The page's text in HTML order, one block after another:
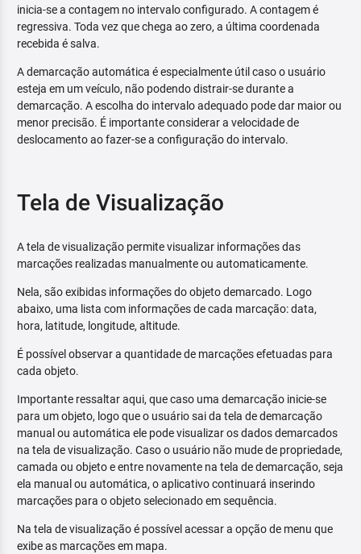
inicia-se a contagem no intervalo configurado. A contagem é
regressiva. Toda vez que chega ao zero, a última coordenada
recebida é salva.
A demarcação automática é especialmente útil caso o usuário
esteja em um veículo, não podendo distrair-se durante a
demarcação. A escolha do intervalo adequado pode dar maior ou
menor precisão. É importante considerar a velocidade de
deslocamento ao fazer-se a configuração do intervalo.
Tela de Visualização
A tela de visualização permite visualizar informações das
marcações realizadas manualmente ou automaticamente.
Nela, são exibidas informações do objeto demarcado. Logo
abaixo, uma lista com informações de cada marcação: data,
hora, latitude, longitude, altitude.
É possível observar a quantidade de marcações efetuadas para
cada objeto.
Importante ressaltar aqui, que caso uma demarcação inicie-se
para um objeto, logo que o usuário sai da tela de demarcação
manual ou automática ele pode visualizar os dados demarcados
na tela de visualização. Caso o usuário não mude de propriedade,
camada ou objeto e entre novamente na tela de demarcação, seja
ela manual ou automática, o aplicativo continuará inserindo
marcações para o objeto selecionado em sequência.
Na tela de visualização é possível acessar a opção de menu que
exibe as marcações em mapa.